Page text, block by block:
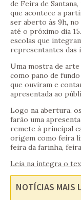
de Feira de
que acontece a
ser aberto às 9h,
até o próximo dia
escolas que
representantes
Uma mostra de arte
como pano de
que ouviram e
apresentada ao
Logo na abertura,
farão uma
remete à principal
origem como feira
feira da farinha, feira
Leia na íntegra o
NOTÍCIAS MAIS